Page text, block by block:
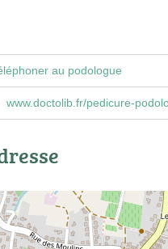
au podologue
www.doctolib.fr/pedicure-